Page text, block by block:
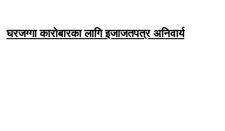
घरजग्गा कारोबारका लागि इजाजतपत्र अनिवार्य